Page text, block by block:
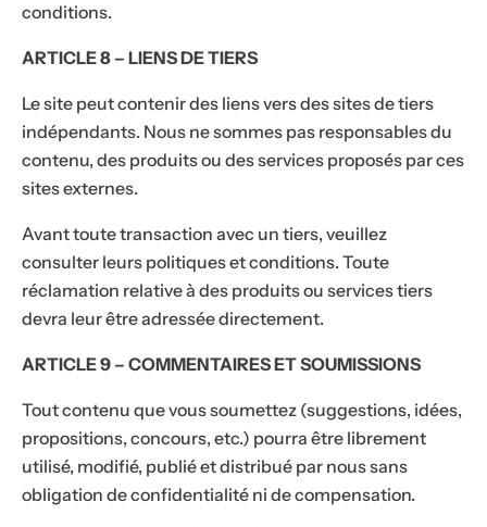
conditions.
ARTICLE 8 – LIENS DE TIERS
Le site peut contenir des liens vers des sites de tiers
indépendants. Nous ne sommes pas responsables du
contenu, des produits ou des services proposés par ces
sites externes.
Avant toute transaction avec un tiers, veuillez
consulter leurs politiques et conditions. Toute
réclamation relative à des produits ou services tiers
devra leur être adressée directement.
ARTICLE 9 – COMMENTAIRES ET SOUMISSIONS
Tout contenu que vous soumettez (suggestions, idées,
propositions, concours, etc.) pourra être librement
utilisé, modifié, publié et distribué par nous sans
obligation de confidentialité ni de compensation.
Ne
partez
pas
MERCI10
Copier le
code
Économisez
10%sur
votre
Offre limitée !
Épuisé